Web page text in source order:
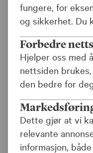
Lurt å
| 26.05.23
fungere, for
og sikkerhet. Du
Forbedre
Hjelper oss med
nettsiden
den bedre for deg.
Dette gjør at vi
relevante
informasjon,